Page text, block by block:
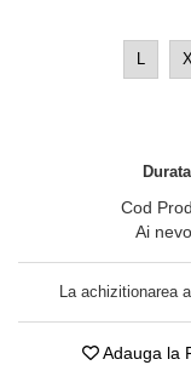
L
Cod
Ai
La achizitionarea
Adauga la